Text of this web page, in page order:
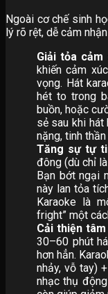
Ngoài cơ chế sinh
lý rõ rệt, dễ cảm
Giải tỏa
khiến cảm
vọng. Hát
hét to trong
buồn, hoặc
sẻ sau khi hát
nặng, tinh
Tăng sự tự
đông (dù chỉ
Bạn bớt ngại
này lan tỏa
Karaoke là
fright” một
Cải thiện
30–60 phút
hơn hẳn.
nhảy, vỗ tay)
nhạc thụ